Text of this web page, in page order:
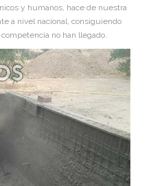
y humanos, hace de nuestra
a nivel nacional, consiguiendo
no han llegado.